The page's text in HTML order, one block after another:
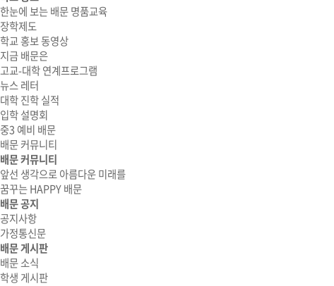
한눈에 보는 배문 명품교육
장학제도
학교 홍보 동영상
지금 배문은
고교-대학 연계프로그램
뉴스 레터
대학 진학 실적
입학 설명회
중3 예비 배문
배문 커뮤니티
배문 커뮤니티
앞선 생각으로 아름다운 미래를
꿈꾸는 HAPPY 배문
배문 공지
공지사항
가정통신문
배문 게시판
배문 소식
학생 게시판